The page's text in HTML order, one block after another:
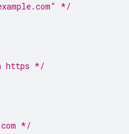
*/
https */
*/